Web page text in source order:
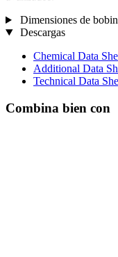
Dimensiones de
Descargas
Chemical Data
Additional Data
Technical Data
Combina bien con